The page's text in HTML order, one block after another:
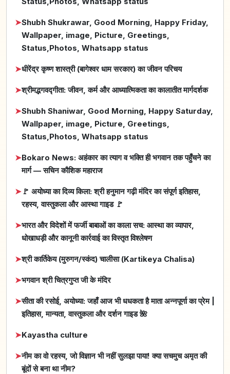
➤Shubh Shukrawar, Good Morning, Happy Friday,
Wallpaper, image, Picture, Greetings,
Status,Photos, Whatsapp status
➤धीरेंद्र कृष्ण शास्त्री (बागेश्वर धाम सरकार) का जीवन परिचय
➤श्रीमद्भगवद्गीता: जीवन, कर्म और आध्यात्मिकता का कालातीत मार्गदर्शक
➤Shubh Shaniwar, Good Morning, Happy Saturday,
Wallpaper, image, Picture, Greetings,
Status,Photos, Whatsapp status
➤Bokaro News: अहंकार का त्याग व भक्ति ही भगवान तक पहुँचने का
मार्ग — सचिन कौशिक महाराज
➤🚩 अयोध्या का दिव्य किला: श्री हनुमान गढ़ी मंदिर का संपूर्ण इतिहास,
रहस्य, वास्तुकला और आस्था गाइड 🚩
➤भारत और विदेशों में फर्जी बाबाओं का काला सच: आस्था का व्यापार,
धोखाधड़ी और कानूनी कार्रवाई का विस्तृत विश्लेषण
➤श्री कार्तिकेय (मुरुगन/स्कंद) चालीसा (Kartikeya Chalisa)
➤भगवान श्री चित्रगुप्त जी के मंदिर
➤सीता की रसोई, अयोध्या: जहाँ आज भी धधकता है माता अन्नपूर्णा का प्रेम |
इतिहास, मान्यता, वास्तुकला और दर्शन गाइड 🌺
➤Kayastha culture
➤नीम का वो रहस्य, जो विज्ञान भी नहीं सुलझा पाया! क्या सचमुच अमृत की
बूंदों से बना था नीम?